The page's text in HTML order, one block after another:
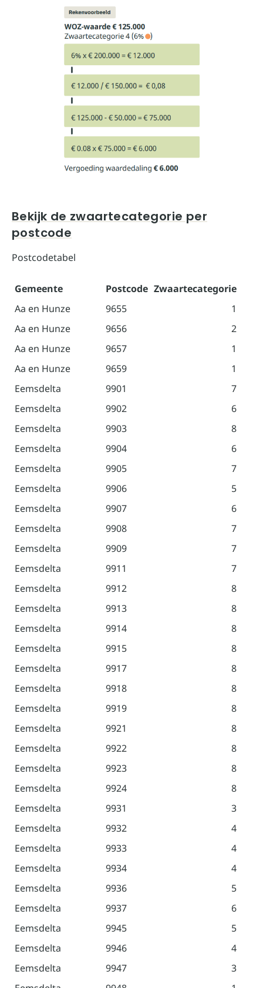
Bekijk de zwaartecategorie per
postcode
Postcodetabel
Gemeente Postcode Zwaartecategorie
Aa en Hunze
9655
1
Aa en Hunze
9656
2
Aa en Hunze
9657
1
Aa en Hunze
9659
1
Eemsdelta
9901
7
Eemsdelta
9902
6
Eemsdelta
9903
8
Eemsdelta
9904
6
Eemsdelta
9905
7
Eemsdelta
9906
5
Eemsdelta
9907
6
Eemsdelta
9908
7
Eemsdelta
9909
7
Eemsdelta
9911
7
Eemsdelta
9912
8
Eemsdelta
9913
8
Eemsdelta
9914
8
Eemsdelta
9915
8
Eemsdelta
9917
8
Eemsdelta
9918
8
Eemsdelta
9919
8
Eemsdelta
9921
8
Eemsdelta
9922
8
Eemsdelta
9923
8
Eemsdelta
9924
8
Eemsdelta
9931
3
Eemsdelta
9932
4
Eemsdelta
9933
4
Eemsdelta
9934
4
Eemsdelta
9936
5
Eemsdelta
9937
6
Eemsdelta
9945
5
Eemsdelta
9946
4
Eemsdelta
9947
3